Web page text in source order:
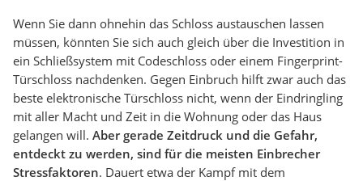
Wenn Sie dann ohnehin das Schloss austauschen lassen
müssen, könnten Sie sich auch gleich über die Investition in
ein Schließsystem mit Codeschloss oder einem Fingerprint-
Türschloss nachdenken. Gegen Einbruch hilft zwar auch das
beste elektronische Türschloss nicht, wenn der Eindringling
mit aller Macht und Zeit in die Wohnung oder das Haus
gelangen will. Aber gerade Zeitdruck und die Gefahr,
entdeckt zu werden, sind für die meisten Einbrecher
Stressfaktoren. Dauert etwa der Kampf mit dem